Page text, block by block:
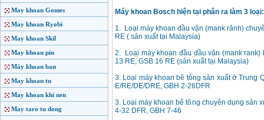
May khoan Gomes
May khoan Ryobi
May khoan Skil
May khoan pin
Máy khoan ban
May khoan tu
May khoan khi nen
May taro tu dong
Máy khoan Bosch hiện tại phân ra làm 3 loại:
1. Loại máy khoan đầu vặn (mank rănh)
RE ( sản xuất tại Malaysia)
2. Loại máy khoan đầu đầu vặn (mank rank)
13 RE, GSB 16 RE (sản xuất tại Malaysia)
3. Loại máy khoan bê tông sản xuất ở Trung
E/RE/DE/DRE, GBH 2-26DFR
3. Loại máy khoan bê tông chuyên dụng sản
4-32 DFR, GBH 7-46